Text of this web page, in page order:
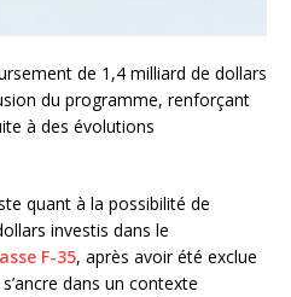
de 1,4 milliard de dollars
du programme, renforçant
à des évolutions
quant à la possibilité de
investis dans le
F-35, après avoir été exclue
dans un contexte